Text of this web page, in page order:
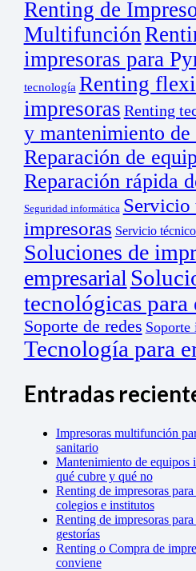
Renting de
Multifunción
impresoras para
tecnología Renting
impresoras Renting
y mantenimiento de
Reparación de
Reparación rápida
Seguridad informática Servicio
impresoras Servicio
Soluciones de
empresarial
tecnológicas para
Soporte de redes
Tecnología para
Entradas
Impresoras multifunción
sanitario
Mantenimiento de equipos
qué cubre y qué no
Renting de impresoras
colegios e institutos
Renting de impresoras
gestorías
Renting o Compra de
conviene